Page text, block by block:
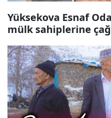
Yüksekova Esnaf
mülk sahiplerine